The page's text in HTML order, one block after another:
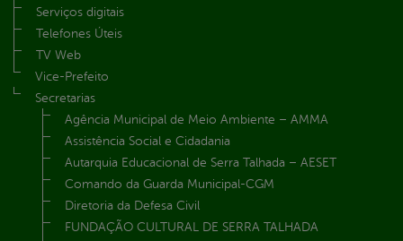
Serviços digitais
Telefones Úteis
TV Web
Vice-Prefeito
Secretarias
Agência Municipal de Meio Ambiente – AMMA
Assistência Social e Cidadania
Autarquia Educacional de Serra Talhada – AESET
Comando da Guarda Municipal-CGM
Diretoria da Defesa Civil
FUNDAÇÃO CULTURAL DE SERRA TALHADA